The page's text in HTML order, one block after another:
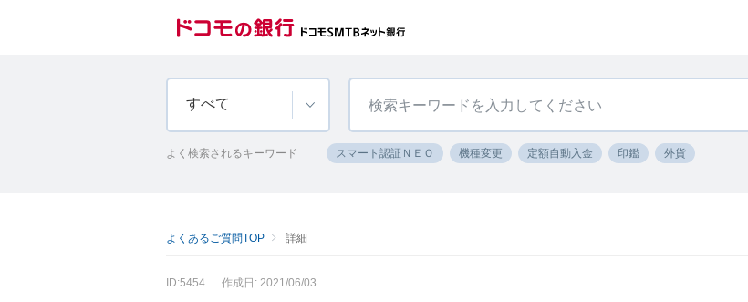
すべて
よく検索されるキーワード スマート認証ＮＥＯ 機種変更 定額自動入金 印鑑 外貨
よくあるご質問TOP 詳細
ID:5454 作成日: 2021/06/03